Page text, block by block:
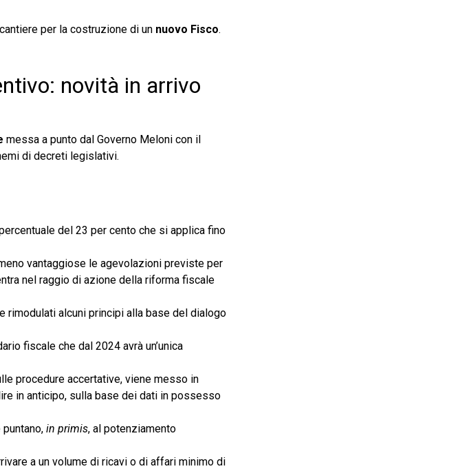
per la costruzione di un nuovo Fisco.
novità in arrivo
messa a punto dal Governo Meloni con il
di decreti legislativi.
del 23 per cento che si applica fino
vantaggiose le agevolazioni previste per
nel raggio di azione della riforma fiscale
rimodulati alcuni principi alla base del dialogo
fiscale che dal 2024 avrà un’unica
procedure accertative, viene messo in
in anticipo, sulla base dei dati in possesso
in primis, al potenziamento
a un volume di ricavi o di affari minimo di